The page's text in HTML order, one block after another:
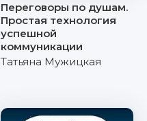
Переговоры по душам.
Простая технология
успешной
коммуникации
Татьяна Мужицкая